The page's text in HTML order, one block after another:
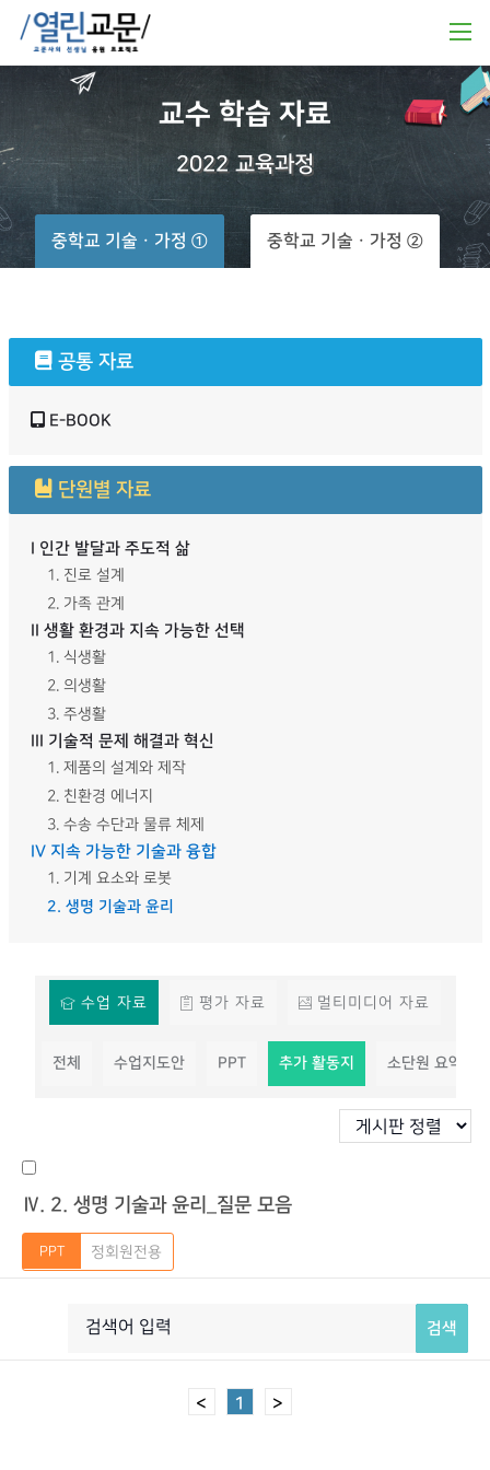
교수 학습 자료
2022 교육과정
중학교 기술ㆍ가정 ① 중학교 기술ㆍ가정 ②
공통 자료
E-BOOK
단원별 자료
I 인간 발달과 주도적 삶
1. 진로 설계
2. 가족 관계
II 생활 환경과 지속 가능한 선택
1. 식생활
2. 의생활
3. 주생활
III 기술적 문제 해결과 혁신
1. 제품의 설계와 제작
2. 친환경 에너지
3. 수송 수단과 물류 체제
IV 지속 가능한 기술과 융합
1. 기계 요소와 로봇
2. 생명 기술과 윤리
수업 자료 평가 자료 멀티미디어 자료
전체 수업지도안 PPT 추가 활동지 소단원 요약 정
Ⅳ. 2. 생명 기술과 윤리_질문 모음
정회원전용
검색
< 1 >